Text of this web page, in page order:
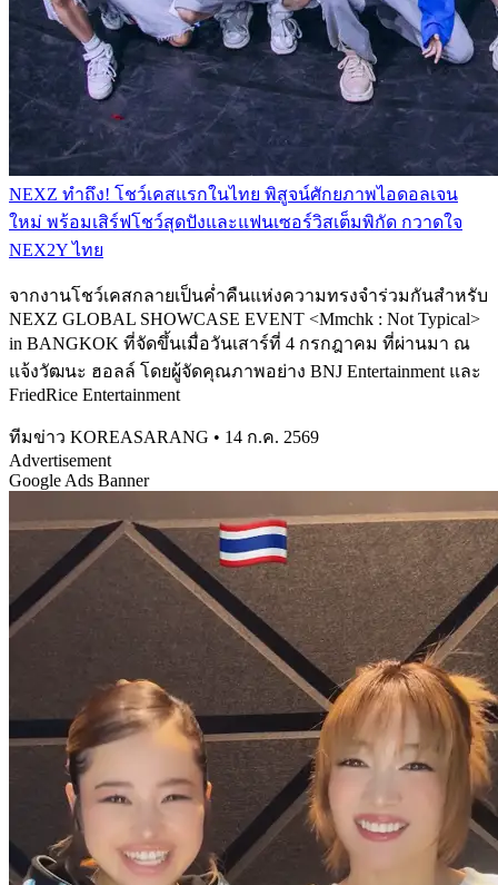
NEXZ ทำถึง! โชว์เคสแรกในไทย พิสูจน์ศักยภาพไอดอลเจน
ใหม่ พร้อมเสิร์ฟโชว์สุดปังและแฟนเซอร์วิสเต็มพิกัด กวาดใจ
NEX2Y ไทย
จากงานโชว์เคสกลายเป็นค่ำคืนแห่งความทรงจำร่วมกันสำหรับ
NEXZ GLOBAL SHOWCASE EVENT <Mmchk : Not Typical>
in BANGKOK ที่จัดขึ้นเมื่อวันเสาร์ที่ 4 กรกฎาคม ที่ผ่านมา ณ
แจ้งวัฒนะ ฮอลล์ โดยผู้จัดคุณภาพอย่าง BNJ Entertainment และ
FriedRice Entertainment
ทีมข่าว KOREASARANG • 14 ก.ค. 2569
Advertisement
Google Ads Banner